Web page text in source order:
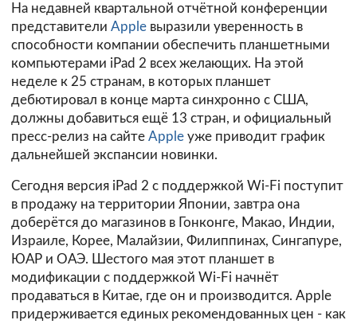
На недавней квартальной отчётной конференции
представители Apple выразили уверенность в
способности компании обеспечить планшетными
компьютерами iPad 2 всех желающих. На этой
неделе к 25 странам, в которых планшет
дебютировал в конце марта синхронно с США,
должны добавиться ещё 13 стран, и официальный
пресс-релиз на сайте Apple уже приводит график
дальнейшей экспансии новинки.
Сегодня версия iPad 2 с поддержкой Wi-Fi поступит
в продажу на территории Японии, завтра она
доберётся до магазинов в Гонконге, Макао, Индии,
Израиле, Корее, Малайзии, Филиппинах, Сингапуре,
ЮАР и ОАЭ. Шестого мая этот планшет в
модификации с поддержкой Wi-Fi начнёт
продаваться в Китае, где он и производится. Apple
придерживается единых рекомендованных цен - как